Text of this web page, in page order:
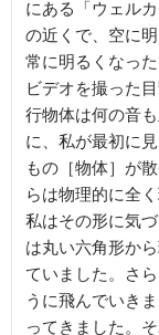
にある「ウェル
の近くで、空に
常に明るくなっ
ビデオを撮った
行物体は何の音
に、私が最初に
もの［物体］が
らは物理的に全
私はその形に気
は丸い六角形か
ていました。さ
うに飛んでいき
ってきました。